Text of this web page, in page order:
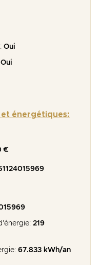
Oui
Oui
énergétiques:
€
219
67.833 kWh/an